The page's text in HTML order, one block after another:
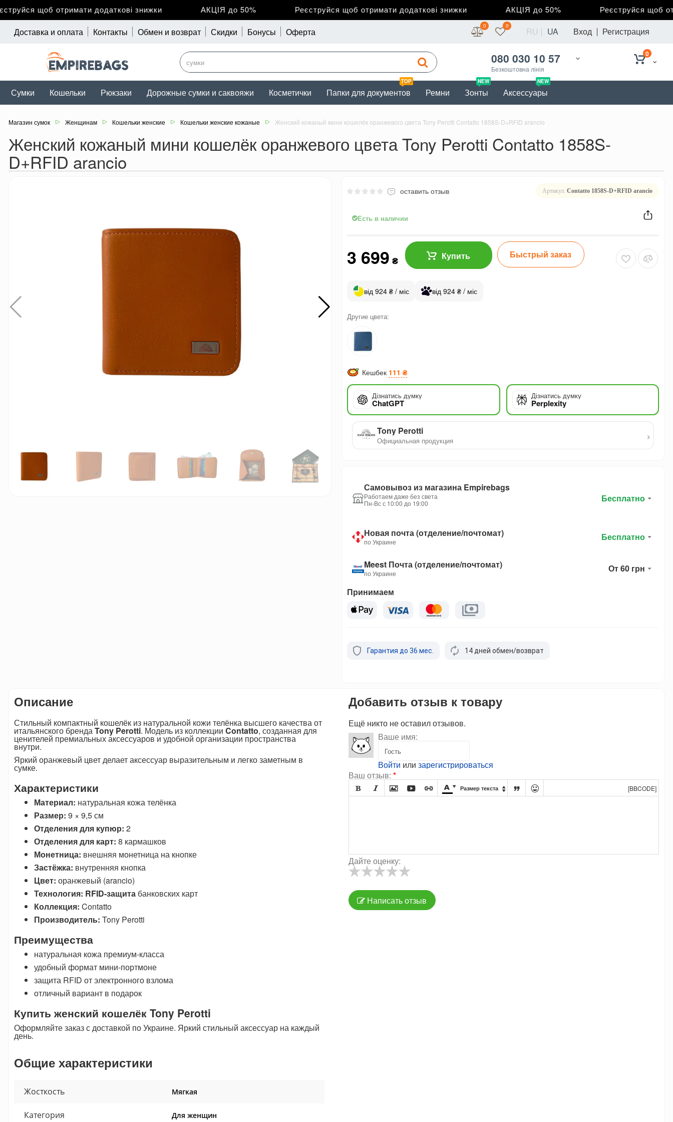
щоб отримати додаткові знижки АКЦІЯ до 50% Реєструйся щоб отримати додаткові знижки АКЦІЯ до 50% Реєструйся щоб
Доставка и оплата Контакты Обмен и возврат Скидки Бонусы Оферта Вход Регистрация
0 0 RU UA
080 030 10 57
Безкоштовна лінія
0
Сумки Кошельки Рюкзаки Дорожные сумки и саквояжи Косметички
TOP
Папки для документов Ремни
NEW
Зонты
NEW
Аксессуары
Магазин сумок Женщинам Кошельки женские Кошельки женские кожаные Женский кожаный мини кошелёк оранжевого цвета Tony Perotti Contatto 1858S-D+RFID arancio
Женский кожаный мини кошелёк оранжевого цвета Tony Perotti Contatto 1858S-
D+RFID arancio
оставить отзыв Артикул: Contatto 1858S-D+RFID arancio
Есть в наличии
3 699 ₴ Купить Быстрый заказ
від 924 ₴ / міс від 924 ₴ / міс
Другие цвета:
Кешбек 111 ₴
Дізнатись думку
ChatGPT
Дізнатись думку
Perplexity
Tony Perotti
Официальная продукция ›
Самовывоз из магазина Empirebags
Работаем даже без света
Пн-Вс с 10:00 до 19:00
Бесплатно
Новая почта (отделение/почтомат)
по Украине Бесплатно
Meest Почта (отделение/почтомат)
по Украине От 60 грн
Принимаем
Гарантия до 36 мес. 14 дней обмен/возврат
Описание
Стильный компактный кошелёк из натуральной кожи телёнка высшего качества от
итальянского брендаTony Perotti. Модель из коллекции Contatto, созданная для
ценителей премиальных аксессуаров и удобной организации пространства
внутри.
Яркий оранжевый цвет делает аксессуар выразительным и легко заметным в
сумке.
Характеристики
Материал: натуральная кожа телёнка
Размер: 9 × 9,5 см
Отделения для купюр: 2
Отделения для карт: 8 кармашков
Монетница: внешняя монетница на кнопке
Застёжка: внутренняя кнопка
Цвет: оранжевый (arancio)
Технология: RFID-защитабанковских карт
Коллекция: Contatto
Производитель: Tony Perotti
Преимущества
натуральная кожа премиум-класса
удобный формат мини-портмоне
защита RFID от электронного взлома
отличный вариант в подарок
Купить женский кошелёк Tony Perotti
Оформляйте заказ с доставкой по Украине. Яркий стильный аксессуар на каждый
день.
Общие характеристики
Жосткость Мягкая
Категория Для женщин
Добавить отзыв к товару
Ещё никто не оставил отзывов.
Ваше имя:
Войти или зарегистрироваться
Ваш отзыв: *
       Размер текста    [BBCODE]
Дайте оценку:
Написать отзыв